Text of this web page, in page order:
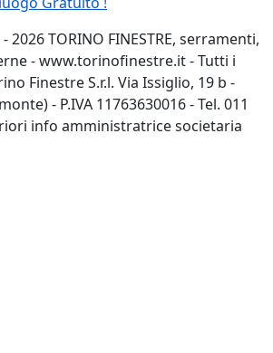
TORINO FINESTRE, serramenti,
- www.torinofinestre.it - Tutti i
Finestre S.r.l. Via Issiglio, 19 b -
- P.IVA 11763630016 - Tel. 011
info amministratrice societaria